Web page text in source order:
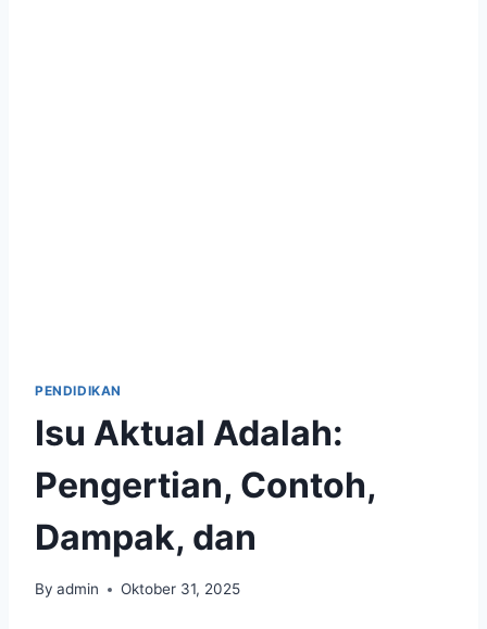
PENDIDIKAN
Isu Aktual Adalah:
Pengertian, Contoh,
Dampak, dan
By admin Oktober 31, 2025